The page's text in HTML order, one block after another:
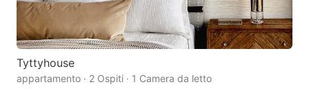
Tyttyhouse
appartamento · 2 Ospiti · 1 Camera da letto